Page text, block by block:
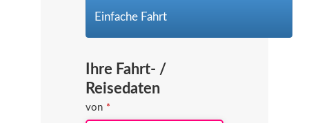
Einfache Fahrt
Ihre Fahrt- /
Reisedaten
von *